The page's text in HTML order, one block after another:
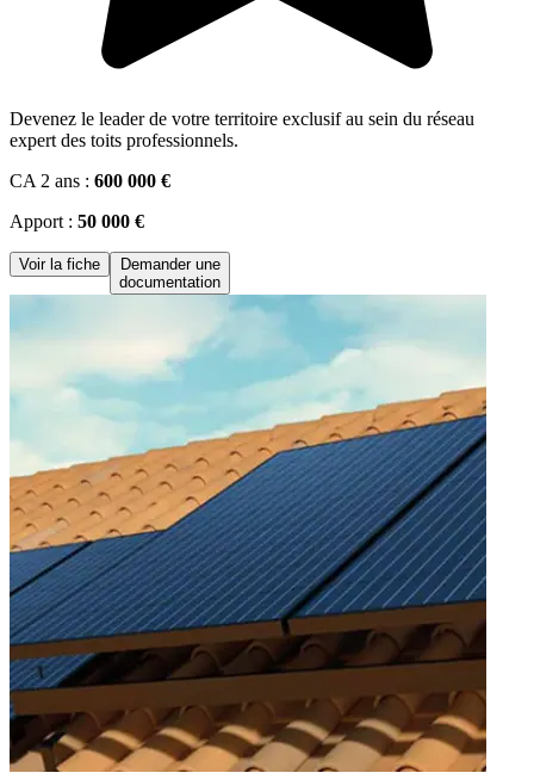
Devenez le leader de votre territoire exclusif au sein du réseau
expert des toits professionnels.
CA 2 ans : 600 000 €
Apport : 50 000 €
Voir la fiche
Demander une
documentation